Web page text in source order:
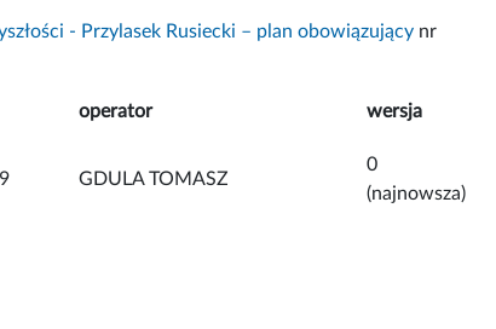
- Przylasek Rusiecki – plan obowiązujący nr
operator wersja
GDULA TOMASZ
0
(najnowsza)